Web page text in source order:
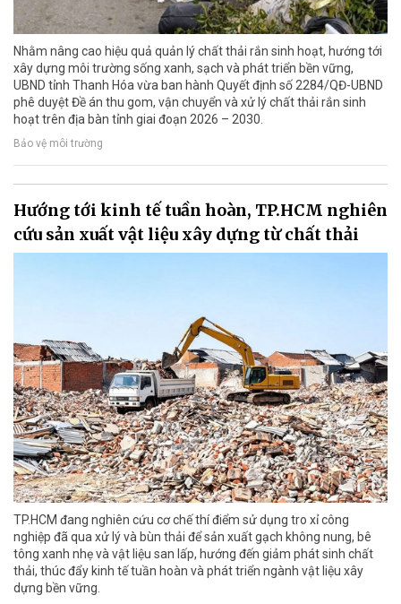
Nhằm nâng cao hiệu quả quản lý chất thải rắn sinh hoạt, hướng tới
xây dựng môi trường sống xanh, sạch và phát triển bền vững,
UBND tỉnh Thanh Hóa vừa ban hành Quyết định số 2284/QĐ-UBND
phê duyệt Đề án thu gom, vận chuyển và xử lý chất thải rắn sinh
hoạt trên địa bàn tỉnh giai đoạn 2026 – 2030.
Bảo vệ môi trường
Hướng tới kinh tế tuần hoàn, TP.HCM nghiên
cứu sản xuất vật liệu xây dựng từ chất thải
TP.HCM đang nghiên cứu cơ chế thí điểm sử dụng tro xỉ công
nghiệp đã qua xử lý và bùn thải để sản xuất gạch không nung, bê
tông xanh nhẹ và vật liệu san lấp, hướng đến giảm phát sinh chất
thải, thúc đẩy kinh tế tuần hoàn và phát triển ngành vật liệu xây
dựng bền vững.